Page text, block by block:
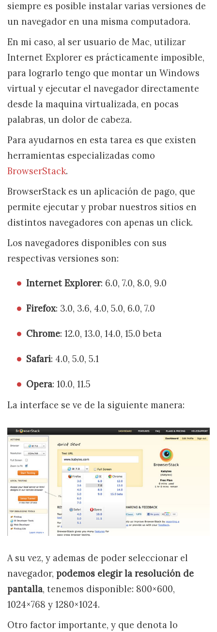
siempre es posible instalar varias versiones de
un navegador en una misma computadora.
En mi caso, al ser usuario de Mac, utilizar
Internet Explorer es prácticamente imposible,
para lograrlo tengo que montar un Windows
virtual y ejecutar el navegador directamente
desde la maquina virtualizada, en pocas
palabras, un dolor de cabeza.
Para ayudarnos en esta tarea es que existen
herramientas especializadas como
BrowserStack.
BrowserStack es un aplicación de pago, que
permite ejecutar y probar nuestros sitios en
distintos navegadores con apenas un click.
Los navegadores disponibles con sus
respectivas versiones son:
Internet Explorer: 6.0, 7.0, 8.0, 9.0
Firefox: 3.0, 3.6, 4.0, 5.0, 6.0, 7.0
Chrome: 12.0, 13.0, 14.0, 15.0 beta
Safari: 4.0, 5.0, 5.1
Opera: 10.0, 11.5
La interface se ve de la siguiente manera:
A su vez, y ademas de poder seleccionar el
navegador, podemos elegir la resolución de
pantalla, tenemos disponible: 800×600,
1024×768 y 1280×1024.
Otro factor importante, y que denota lo